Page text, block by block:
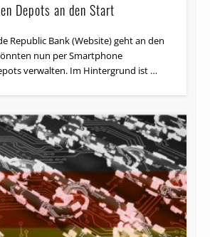
Depots an den Start
Republic Bank (Website) geht an den
nun per Smartphone
verwalten. Im Hintergrund ist …